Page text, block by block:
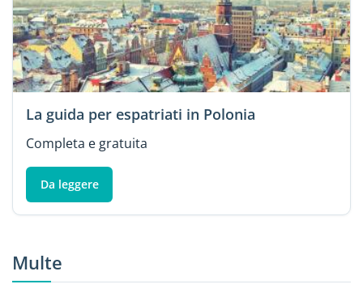
La guida per espatriati in Polonia
Completa e gratuita
Da leggere
Multe